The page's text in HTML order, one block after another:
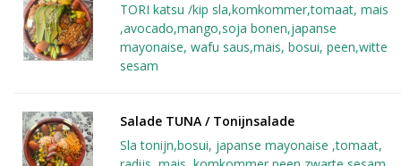
TORI katsu /kip sla,komkommer,tomaat, mais
,avocado,mango,soja bonen,japanse
mayonaise, wafu saus,mais, bosui, peen,witte
sesam
Salade TUNA / Tonijnsalade
Sla tonijn,bosui, japanse mayonaise ,tomaat,